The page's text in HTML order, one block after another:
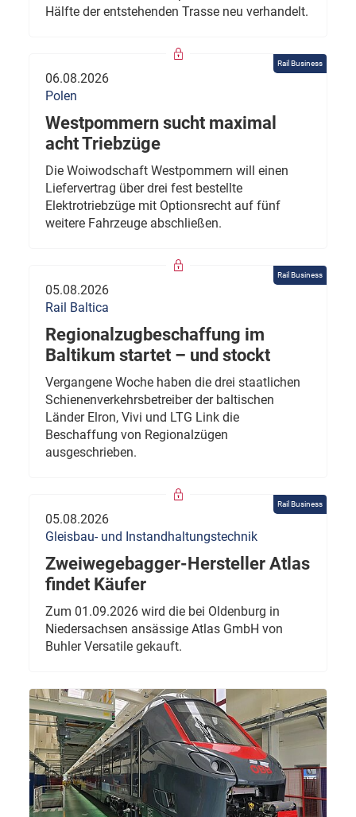
Hälfte der entstehenden Trasse neu verhandelt.
Rail Business
06.08.2026
Polen
Westpommern sucht maximal
acht Triebzüge
Die Woiwodschaft Westpommern will einen
Liefervertrag über drei fest bestellte
Elektrotriebzüge mit Optionsrecht auf fünf
weitere Fahrzeuge abschließen.
Rail Business
05.08.2026
Rail Baltica
Regionalzugbeschaffung im
Baltikum startet – und stockt
Vergangene Woche haben die drei staatlichen
Schienenverkehrsbetreiber der baltischen
Länder Elron, Vivi und LTG Link die
Beschaffung von Regionalzügen
ausgeschrieben.
Rail Business
05.08.2026
Gleisbau- und Instandhaltungstechnik
Zweiwegebagger-Hersteller Atlas
findet Käufer
Zum 01.09.2026 wird die bei Oldenburg in
Niedersachsen ansässige Atlas GmbH von
Buhler Versatile gekauft.